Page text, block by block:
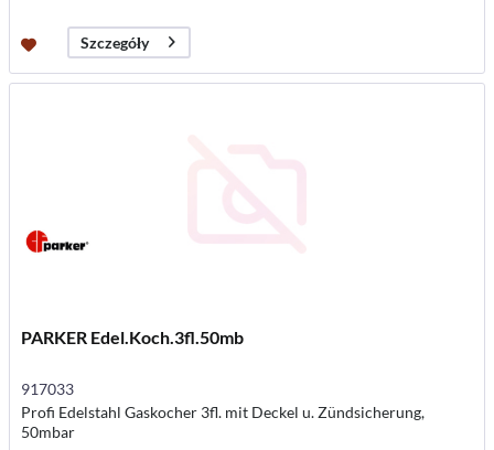
Szczegóły
PARKER Edel.Koch.3fl.50mb
917033
Profi Edelstahl Gaskocher 3fl. mit Deckel u. Zündsicherung,
50mbar